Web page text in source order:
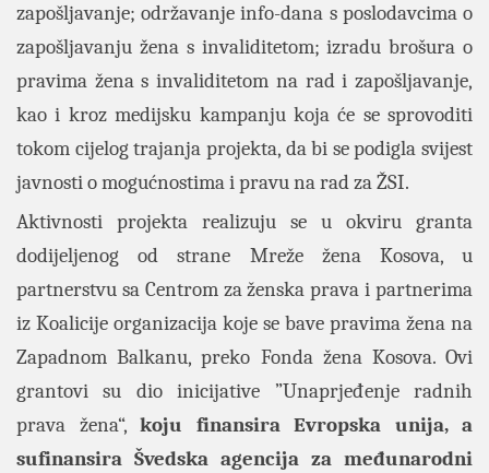
zapošljavanje; održavanje info-dana s poslodavcima o
zapošljavanju žena s invaliditetom; izradu brošura o
pravima žena s invaliditetom na rad i zapošljavanje,
kao i kroz medijsku kampanju koja će se sprovoditi
tokom cijelog trajanja projekta, da bi se podigla svijest
javnosti o mogućnostima i pravu na rad za ŽSI.
Aktivnosti projekta realizuju se u okviru granta
dodijeljenog od strane Mreže žena Kosova, u
partnerstvu sa Centrom za ženska prava i partnerima
iz Koalicije organizacija koje se bave pravima žena na
Zapadnom Balkanu, preko Fonda žena Kosova. Ovi
grantovi su dio inicijative ”Unaprjeđenje radnih
prava žena“, koju finansira Evropska unija, a
sufinansira Švedska agencija za međunarodni